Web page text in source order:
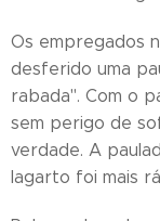
Os empregados
desferido uma
rabada". Com o
sem perigo de
verdade. A
lagarto foi mais